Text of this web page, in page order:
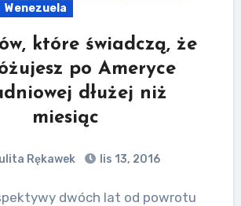
Wenezuela
które świadczą, że
po Ameryce
dłużej niż
miesiąc
Rękawek lis 13, 2016
dwóch lat od powrotu